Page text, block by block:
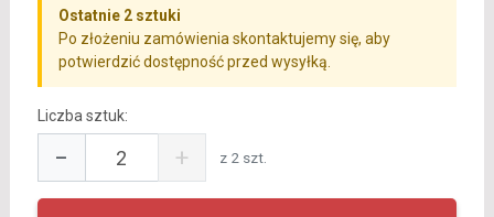
Ostatnie 2 sztuki
Po złożeniu zamówienia skontaktujemy się, aby
potwierdzić dostępność przed wysyłką.
Liczba sztuk:
− + z 2 szt.